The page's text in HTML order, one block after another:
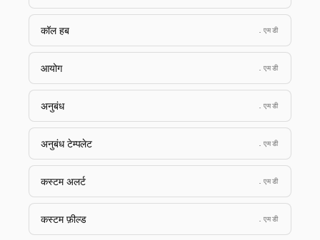
कॉल हब .एमडी
आयोग .एमडी
अनुबंध .एमडी
अनुबंध टेम्पलेट .एमडी
कस्टम अलर्ट .एमडी
कस्टम फ़ील्ड .एमडी